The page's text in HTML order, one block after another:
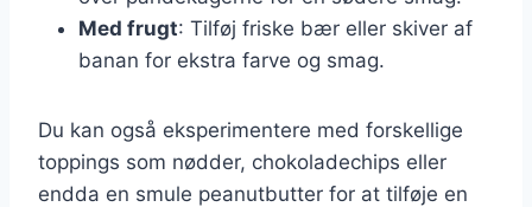
Med frugt: Tilføj friske bær eller skiver af
banan for ekstra farve og smag.
Du kan også eksperimentere med forskellige
toppings som nødder, chokoladechips eller
endda en smule peanutbutter for at tilføje en